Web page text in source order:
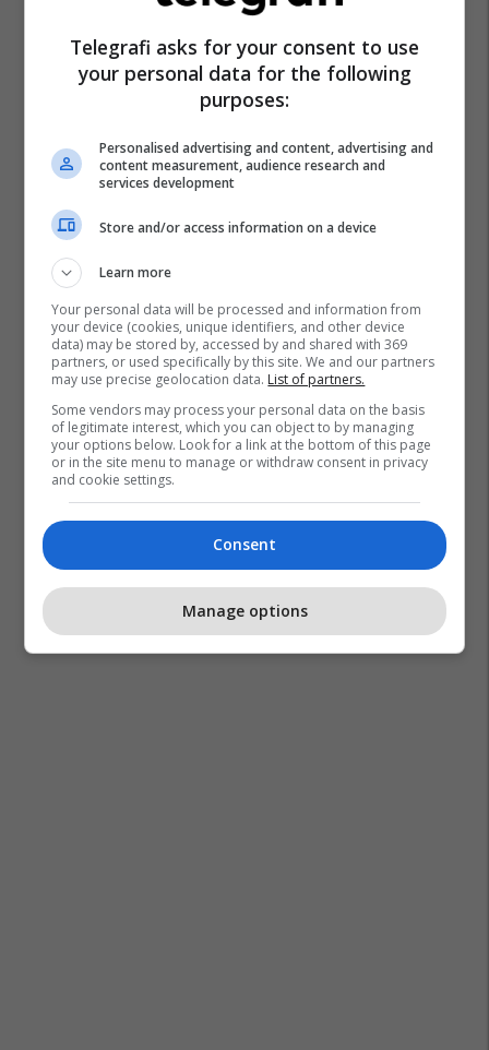
Telegrafi asks for your consent to use
your personal data for the following
purposes:
Personalised advertising and content, advertising and
content measurement, audience research and
services development
Store and/or access information on a device
Learn more
Your personal data will be processed and information from
your device (cookies, unique identifiers, and other device
data) may be stored by, accessed by and shared with 369
partners, or used specifically by this site. We and our partners
may use precise geolocation data. List of partners.
Some vendors may process your personal data on the basis
of legitimate interest, which you can object to by managing
your options below. Look for a link at the bottom of this page
or in the site menu to manage or withdraw consent in privacy
and cookie settings.
Consent
Manage options